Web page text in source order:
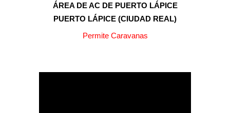
ÁREA DE AC DE PUERTO LÁPICE
PUERTO LÁPICE (C IUDAD REAL)
Permite Caravanas